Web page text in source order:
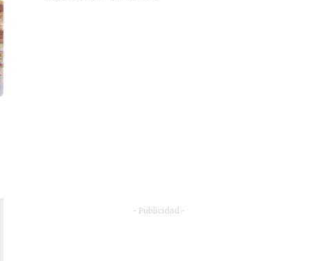
- Publicidad -